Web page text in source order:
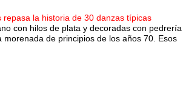
repasa la historia de 30 danzas típicas
con hilos de plata y decoradas con pedrería
morenada de principios de los años 70. Esos